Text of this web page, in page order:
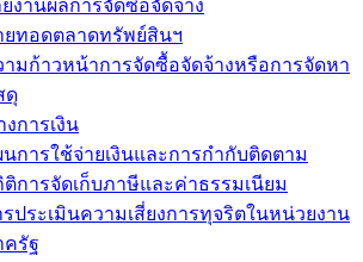
ยงานผลการจัดซื้อจัดจ้าง
ยทอดตลาดทรัพย์สินฯ
ามก้าวหน้าการจัดซื้อจัดจ้างหรือการจัดหา
ดุ
การเงิน
นการใช้จ่ายเงินและการกำกับติดตาม
ติการจัดเก็บภาษีและค่าธรรมเนียม
รประเมินความเสี่ยงการทุจริตในหน่วยงาน
ครัฐ